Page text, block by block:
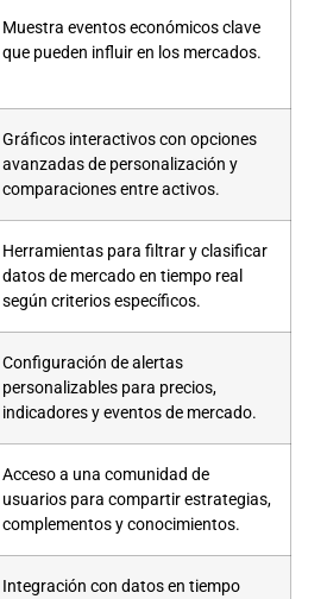
Muestra eventos económicos clave
que pueden influir en los mercados.
Gráficos interactivos con opciones
avanzadas de personalización y
comparaciones entre activos.
Herramientas para filtrar y clasificar
datos de mercado en tiempo real
según criterios específicos.
Configuración de alertas
personalizables para precios,
indicadores y eventos de mercado.
Acceso a una comunidad de
usuarios para compartir estrategias,
complementos y conocimientos.
Integración con datos en tiempo